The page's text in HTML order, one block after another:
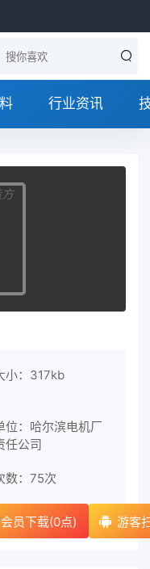
行业资讯
小：317kb
位：哈尔滨电机厂
任公司
： 75次
员下载(0点) 游客